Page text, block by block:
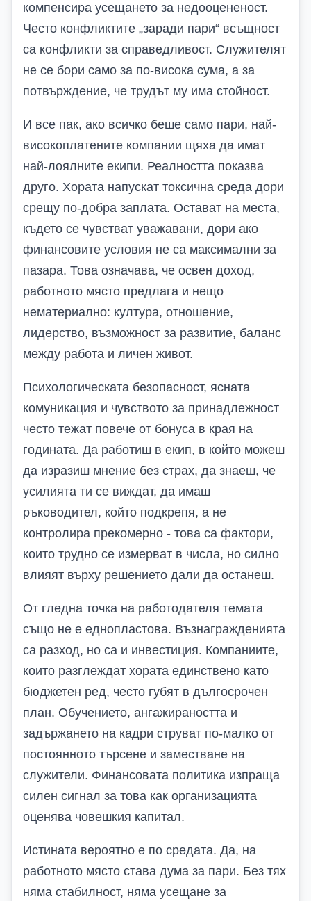
компенсира усещането за недооцененост.
Често конфликтите „заради пари“ всъщност
са конфликти за справедливост. Служителят
не се бори само за по-висока сума, а за
потвърждение, че трудът му има стойност.
И все пак, ако всичко беше само пари, най-
високоплатените компании щяха да имат
най-лоялните екипи. Реалността показва
друго. Хората напускат токсична среда дори
срещу по-добра заплата. Остават на места,
където се чувстват уважавани, дори ако
финансовите условия не са максимални за
пазара. Това означава, че освен доход,
работното място предлага и нещо
нематериално: култура, отношение,
лидерство, възможност за развитие, баланс
между работа и личен живот.
Психологическата безопасност, ясната
комуникация и чувството за принадлежност
често тежат повече от бонуса в края на
годината. Да работиш в екип, в който можеш
да изразиш мнение без страх, да знаеш, че
усилията ти се виждат, да имаш
ръководител, който подкрепя, а не
контролира прекомерно - това са фактори,
които трудно се измерват в числа, но силно
влияят върху решението дали да останеш.
От гледна точка на работодателя темата
също не е еднопластова. Възнагражденията
са разход, но са и инвестиция. Компаниите,
които разглеждат хората единствено като
бюджетен ред, често губят в дългосрочен
план. Обучението, ангажираността и
задържането на кадри струват по-малко от
постоянното търсене и заместване на
служители. Финансовата политика изпраща
силен сигнал за това как организацията
оценява човешкия капитал.
Истината вероятно е по средата. Да, на
работното място става дума за пари. Без тях
няма стабилност, няма усещане за